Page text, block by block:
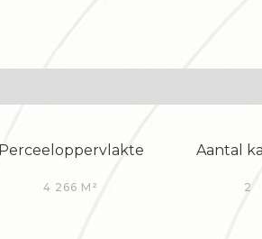
Perceeloppervlakte
4 266 M²
Aantal
2